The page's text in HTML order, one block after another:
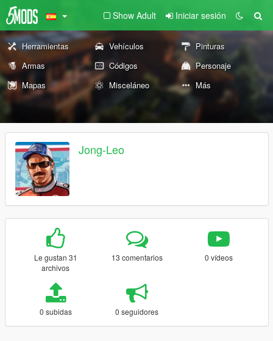
Show Adult Iniciar sesión
Herramientas Vehículos
Pinturas
Armas
Códigos
Personaje
Mapas
Misceláneo Más
Jong-Leo
Le gustan 31
archivos
13 comentarios 0 vídeos
0 subidas 0 seguidores